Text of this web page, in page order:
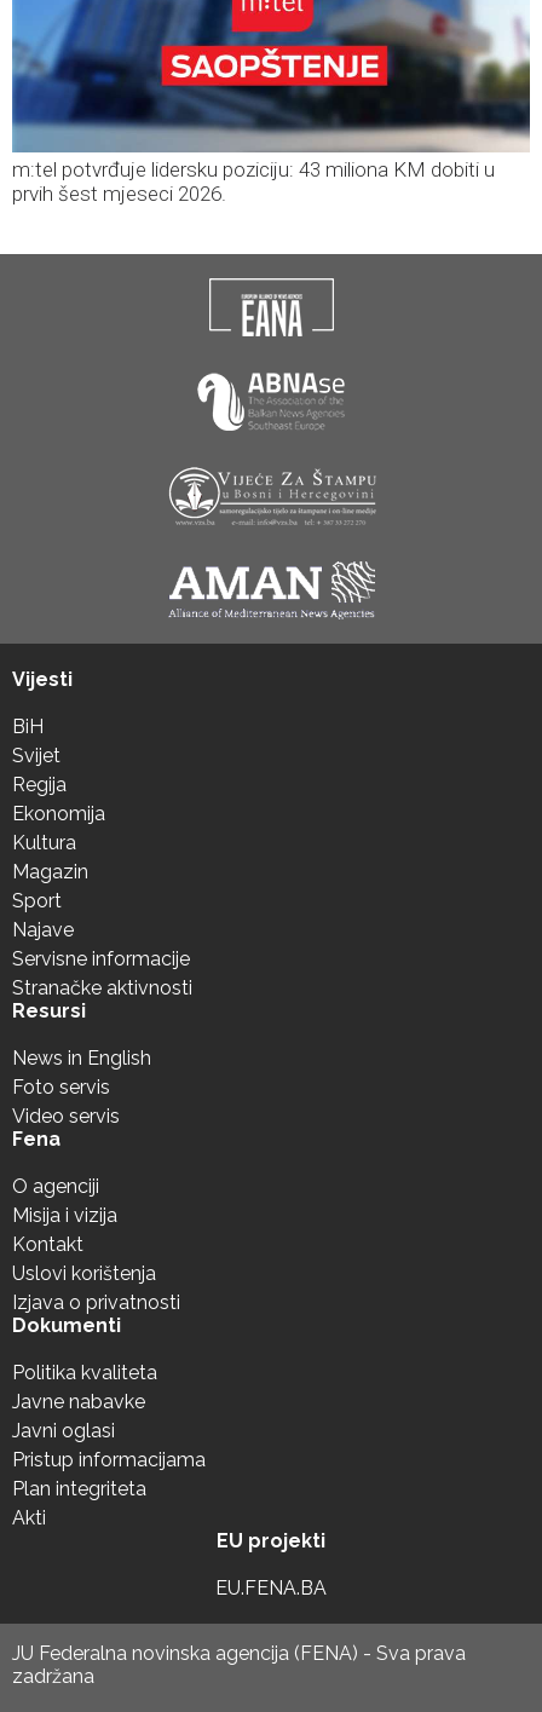
m:tel potvrđuje lidersku poziciju: 43 miliona KM dobiti u
prvih šest mjeseci 2026.
Vijesti
BiH
Svijet
Regija
Ekonomija
Kultura
Magazin
Sport
Najave
Servisne informacije
Stranačke aktivnosti
Resursi
News in English
Foto servis
Video servis
Fena
O agenciji
Misija i vizija
Kontakt
Uslovi korištenja
Izjava o privatnosti
Dokumenti
Politika kvaliteta
Javne nabavke
Javni oglasi
Pristup informacijama
Plan integriteta
Akti
EU projekti
EU.FENA.BA
JU Federalna novinska agencija (FENA) - Sva prava
zadržana